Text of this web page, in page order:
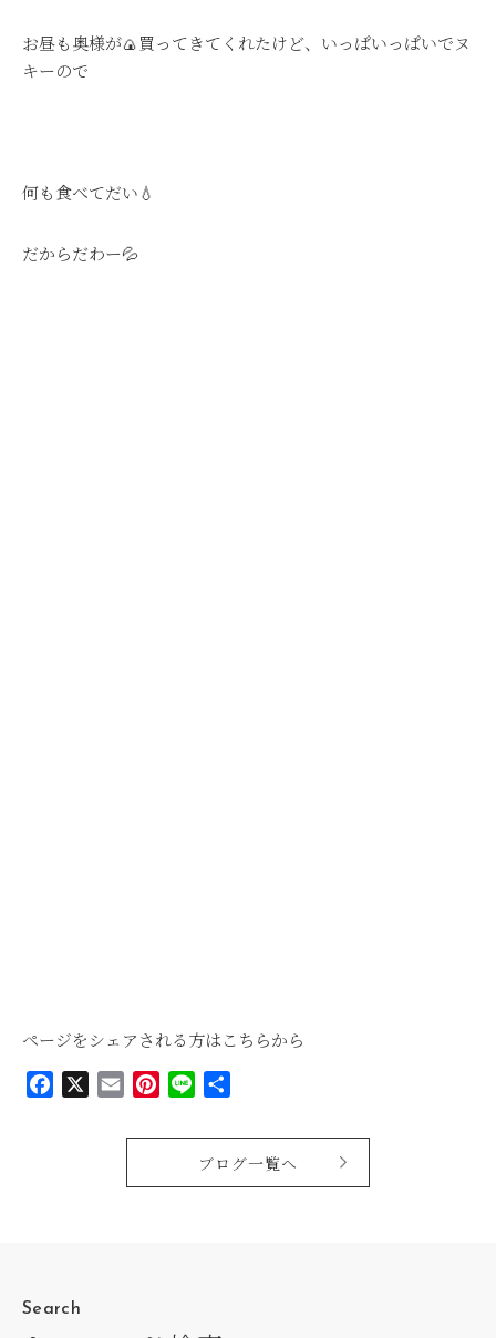
お昼も奥様が🍙買ってきてくれたけど、いっぱいっぱいでヌ
キーので
何も食べてだい💧
だからだわー💦
ページをシェアされる方はこちらから
Facebook EmailPinterest
Line
ブログ一覧へ
Search